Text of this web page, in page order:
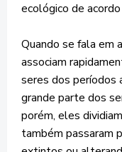
ecológico de
Quando se fala em
associam
seres dos períodos
grande parte dos
porém, eles
também passaram